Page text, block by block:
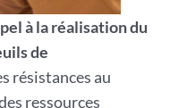
à la réalisation du
de
résistances au
ressources